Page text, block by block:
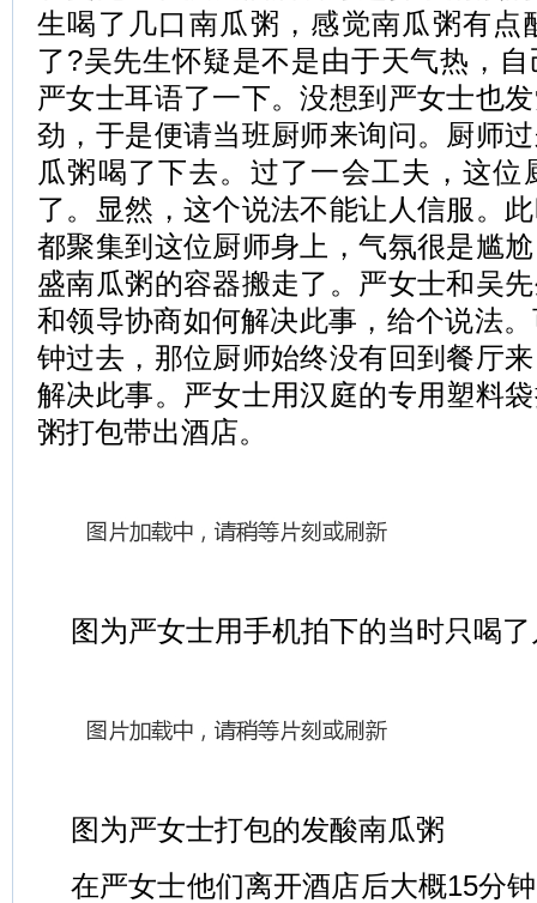
生喝了几口南瓜粥，感觉南瓜粥有点
了?吴先生怀疑是不是由于天气热，
严女士耳语了一下。没想到严女士也
劲，于是便请当班厨师来询问。厨师
瓜粥喝了下去。过了一会工夫，这
了。显然，这个说法不能让人信服。
都聚集到这位厨师身上，气氛很是尴
盛南瓜粥的容器搬走了。严女士和吴
和领导协商如何解决此事，给个说法
钟过去，那位厨师始终没有回到餐厅
解决此事。严女士用汉庭的专用塑料
粥打包带出酒店。
图为严女士用手机拍下的当时只喝
图为严女士打包的发酸南瓜粥
在严女士他们离开酒店后大概15分